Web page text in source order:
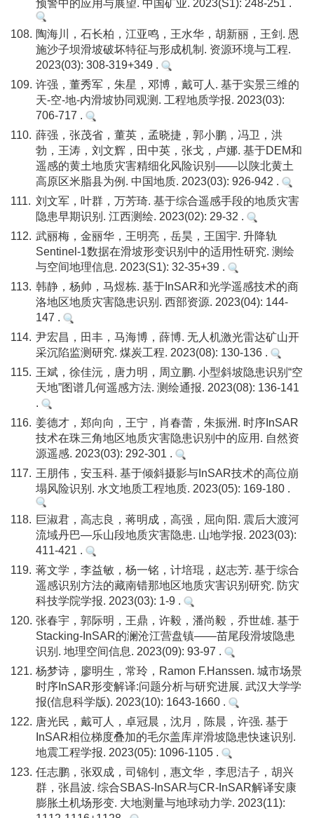
预警中的应用与展望. 中国矿业. 2023(S1): 248-251 .
108. 陶海川，石长柏，江亚鸣，王水华，胡新丽，王剑. 恩
施沙子坝滑坡破坏特征与形成机制. 资源环境与工程.
2023(03): 308-319+349 .
109. 许强，董秀军，朱星，邓博，戴可人. 基于实景三维的
天-空-地-内滑坡协同观测. 工程地质学报. 2023(03):
706-717 .
110. 薛强，张茂省，董英，孟晓捷，郭小鹏，冯卫，洪
勃，王涛，刘文辉，田中英，张戈，卢娜. 基于DEM和
遥感的黄土地质灾害精细化风险识别——以陕北黄土
高原区米脂县为例. 中国地质. 2023(03): 926-942 .
111. 刘文军，叶群，万芳琦. 基于综合遥感手段的地质灾害
隐患早期识别. 江西测绘. 2023(02): 29-32 .
112. 武丽梅，金丽华，王明亮，岳昊，王国宇. 升降轨
Sentinel-1数据在滑坡形变识别中的适用性研究. 测绘
与空间地理信息. 2023(S1): 32-35+39 .
113. 韩静，杨帅，马煜栋. 基于InSAR和光学遥感技术的商
洛地区地质灾害隐患识别. 西部资源. 2023(04): 144-
147 .
114. 尹宏昌，田丰，马海博，薛博. 无人机激光雷达矿山开
采沉陷监测研究. 煤炭工程. 2023(08): 130-136 .
115. 王斌，徐佳沅，唐力明，周立鹏. 小型斜坡隐患识别“空
天地”图谱几何遥感方法. 测绘通报. 2023(08): 136-141
.
116. 姜德才，郑向向，王宁，肖春蕾，朱振洲. 时序InSAR
技术在珠三角地区地质灾害隐患识别中的应用. 自然资
源遥感. 2023(03): 292-301 .
117. 王朋伟，安玉科. 基于倾斜摄影与InSAR技术的高位崩
塌风险识别. 水文地质工程地质. 2023(05): 169-180 .
118. 巨淑君，高志良，蒋明成，高强，屈向阳. 震后大渡河
流域丹巴—乐山段地质灾害隐患. 山地学报. 2023(03):
411-421 .
119. 蒋文学，李益敏，杨一铭，计培琨，赵志芳. 基于综合
遥感识别方法的藏南错那地区地质灾害识别研究. 防灾
科技学院学报. 2023(03): 1-9 .
120. 张春宇，郭际明，王鼎，许毅，潘尚毅，乔世雄. 基于
Stacking-InSAR的澜沧江营盘镇——苗尾段滑坡隐患
识别. 地理空间信息. 2023(09): 93-97 .
121. 杨梦诗，廖明生，常玲，Ramon F.Hanssen. 城市场景
时序InSAR形变解译:问题分析与研究进展. 武汉大学学
报(信息科学版). 2023(10): 1643-1660 .
122. 唐光民，戴可人，卓冠晨，沈月，陈晨，许强. 基于
InSAR相位梯度叠加的毛尔盖库岸滑坡隐患快速识别.
地震工程学报. 2023(05): 1096-1105 .
123. 任志鹏，张双成，司锦钊，惠文华，李思洁子，胡兴
群，张昌波. 综合SBAS-InSAR与CR-InSAR解译安康
膨胀土机场形变. 大地测量与地球动力学. 2023(11):